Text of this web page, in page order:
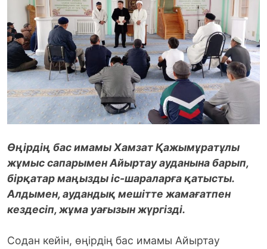
Өңірдің бас имамы Хамзат Қажымұратұлы
жұмыс сапарымен Айыртау ауданына барып,
бірқатар маңызды іс-шараларға қатысты.
Алдымен, аудандық мешітте жамағатпен
кездесіп, жұма уағызын жүргізді.
Содан кейін, өңірдің бас имамы Айыртау